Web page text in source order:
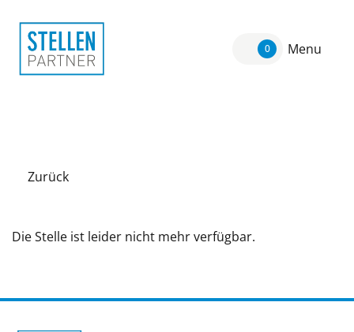
0 Menu
Zurück
Die Stelle ist leider nicht mehr verfügbar.